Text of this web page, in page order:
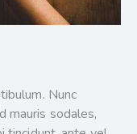
Nunc
mauris sodales,